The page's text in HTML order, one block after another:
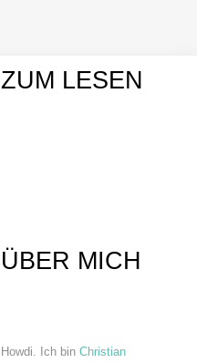
ZUM LESEN
ÜBER MICH
Howdi. Ich bin Christian